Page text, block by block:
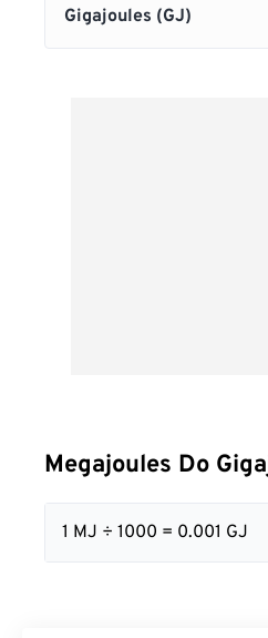
Megajoules Do
1 MJ ÷ 1000 = 0.001 GJ